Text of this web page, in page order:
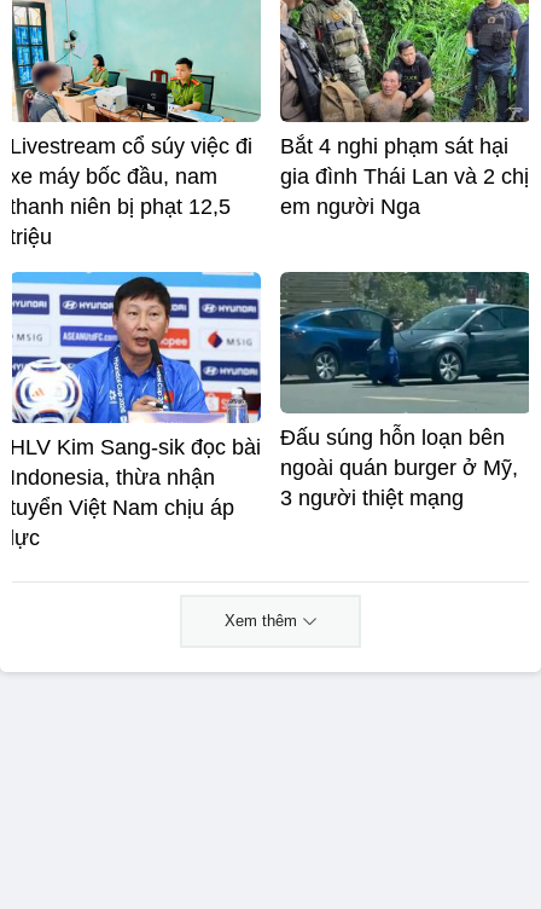
Livestream cổ súy việc đi
xe máy bốc đầu, nam
thanh niên bị phạt 12,5
triệu
Bắt 4 nghi phạm sát hại
gia đình Thái Lan và 2 chị
em người Nga
HLV Kim Sang-sik đọc bài
Indonesia, thừa nhận
tuyển Việt Nam chịu áp
lực
Đấu súng hỗn loạn bên
ngoài quán burger ở Mỹ,
3 người thiệt mạng
Xem thêm